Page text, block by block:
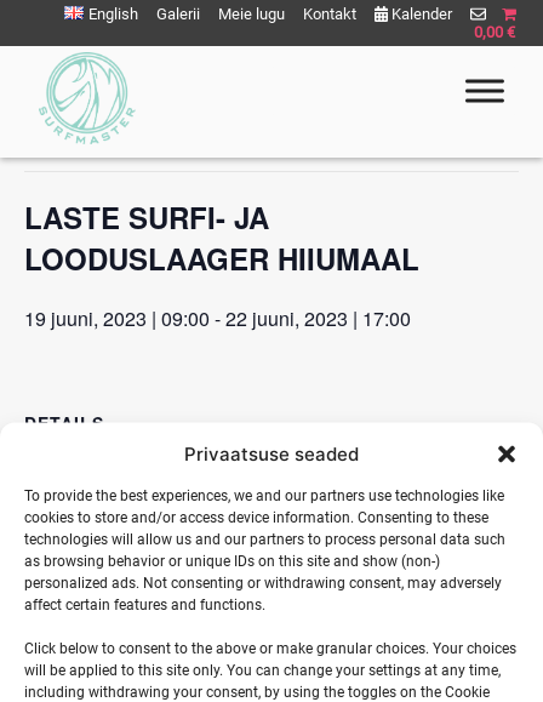
Privaatsuse seaded
To provide the best experiences, we and our partners use technologies like
cookies to store and/or access device information. Consenting to these
technologies will allow us and our partners to process personal data such
as browsing behavior or unique IDs on this site and show (non-)
personalized ads. Not consenting or withdrawing consent, may adversely
affect certain features and functions.
Click below to consent to the above or make granular choices. Your choices
will be applied to this site only. You can change your settings at any time,
including withdrawing your consent, by using the toggles on the Cookie
sisu
juurde
English Galerii Meie lugu Kontakt
Kalender
0,00 €
« All Events
This event has passed.
LASTE SURFI- JA
LOODUSLAAGER HIIUMAAL
19 juuni, 2023 | 09:00 -22 juuni, 2023 | 17:00
DETAILS
19 juuni, 2023 | 09:00
End:
22 juuni, 2023 | 17:00
Event Category:
Laste surfilaagrid
Website: